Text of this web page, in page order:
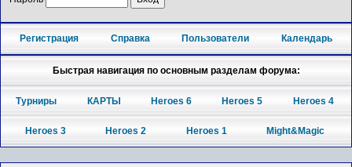
Регистрация Справка Пользователи Календарь
Быстрая навигация по основным разделам форума:
Турниры КАРТЫ Heroes 6 Heroes 5 Heroes 4
Heroes 3 Heroes 2 Heroes 1 Might&Magic